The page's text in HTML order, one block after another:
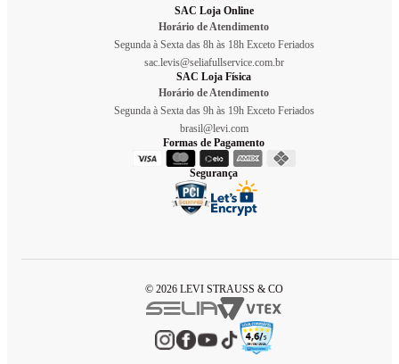
SAC Loja Online
Horário de Atendimento
Segunda à Sexta das 8h às 18h Exceto Feriados
sac.levis@seliafullservice.com.br
SAC Loja Física
Horário de Atendimento
Segunda à Sexta das 9h às 19h Exceto Feriados
brasil@levi.com
Formas de Pagamento
Segurança
© 2026 LEVI STRAUSS & CO